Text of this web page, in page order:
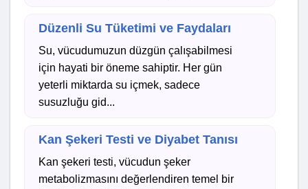
Düzenli Su Tüketimi ve Faydaları
Su, vücudumuzun düzgün çalışabilmesi
için hayati bir öneme sahiptir. Her gün
yeterli miktarda su içmek, sadece
susuzluğu gid...
Kan Şekeri Testi ve Diyabet Tanısı
Kan şekeri testi, vücudun şeker
metabolizmasını değerlendiren temel bir